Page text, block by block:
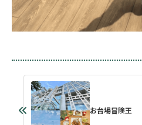
お台場冒険王